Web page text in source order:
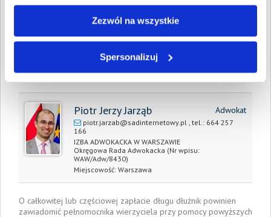
Zezwól na wszystkie
Spersonalizuj
zapłaty/
wyrok sądu z dnia:
Pełnomocnik wierzyciela:
Piotr Jerzy Jarząb Adwokat
piotr.jarzab@sadinternetowy.pl , tel.: 664 257
166
IZBA ADWOKACKA W WARSZAWIE
Okręgowa Rada Adwokacka (Nr wpisu:
WAW/Adw/8430)
Miejscowość: Warszawa
O całkowitej lub częściowej zapłacie długu dłużnik powinien
zawiadomić pełnomocnika wierzyciela przy pomocy powyższych